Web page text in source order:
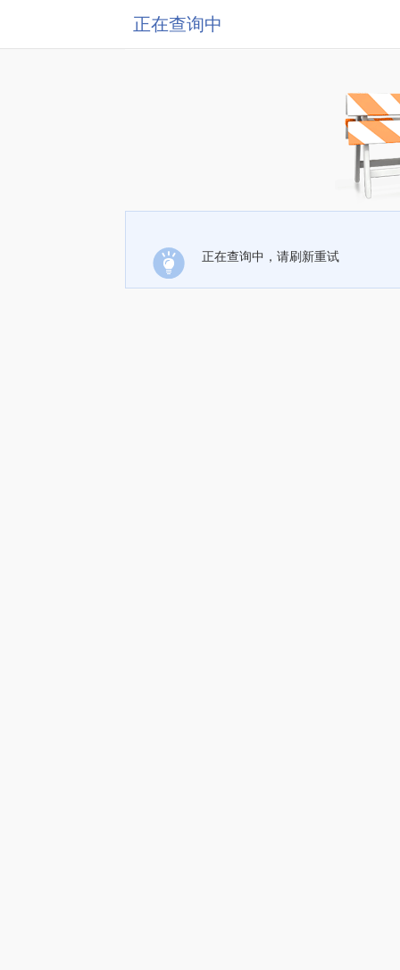
正在查询中
正在查询中，请刷新重试